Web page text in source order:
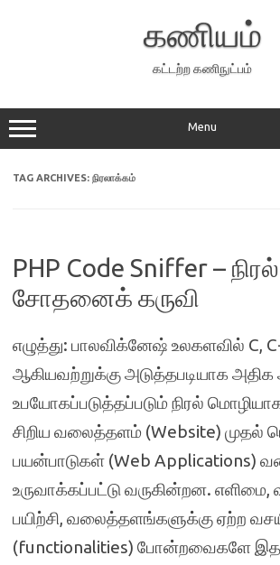
கணியம்
கட்டற்ற கணிநுட்பம்
Menu
TAG ARCHIVES: நிரலாக்கம்
PHP Code Sniffer –
சோதனைக் கருவி
எழுத்து: பாலவிக்னேஷ் உலகளவில் C,
ஆகியவற்றுக்கு அடுத்தபடியாக
உபயோகப்படுத்தப்படும் நிரல் மொழியாக
சிறிய வலைத்தளம் (Website) முதல்
பயன்பாடுகள் (Web Applications)
உருவாக்கப்பட்டு வருகின்றன.
பயிற்சி, வலைத்தளங்களுக்கு ஏற்ற
(functionalities) போன்றவைகளே